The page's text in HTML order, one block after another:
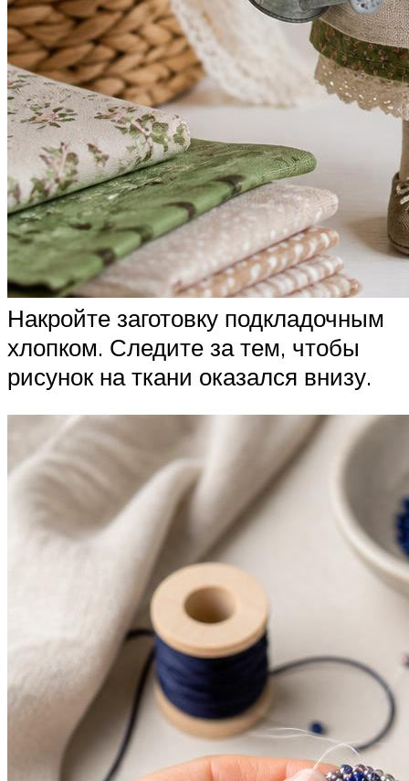
Накройте заготовку подкладочным
хлопком. Следите за тем, чтобы
рисунок на ткани оказался внизу.